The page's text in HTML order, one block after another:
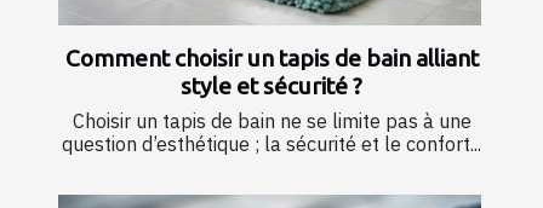
Comment choisir un tapis de bain alliant
style et sécurité ?
Choisir un tapis de bain ne se limite pas à une
question d’esthétique ; la sécurité et le confort...